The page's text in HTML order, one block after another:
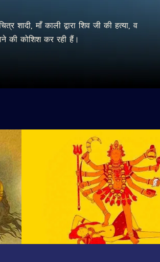
शादी, माँ काली द्वारा शिव जी की हत्या, व
की कोशिश कर रही हैं।